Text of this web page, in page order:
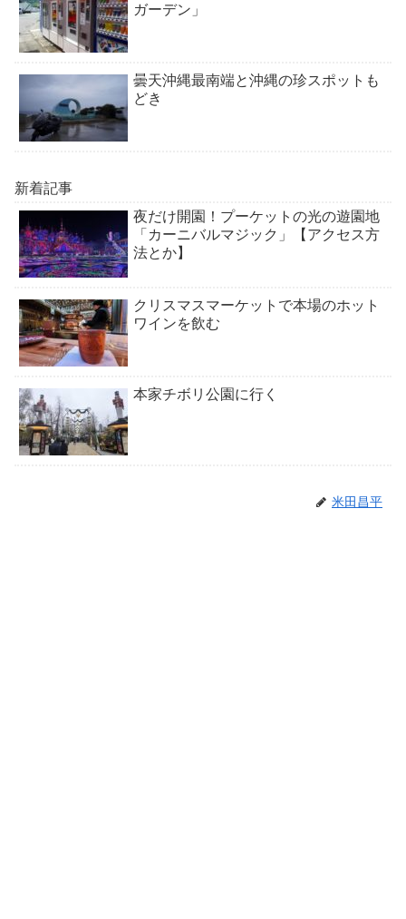
ガーデン」
曇天沖縄最南端と沖縄の珍スポットも
どき
新着記事
夜だけ開園！プーケットの光の遊園地
「カーニバルマジック」【アクセス方
法とか】
クリスマスマーケットで本場のホット
ワインを飲む
本家チボリ公園に行く
米田昌平